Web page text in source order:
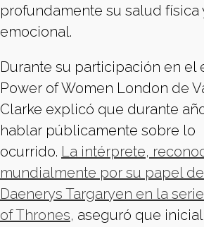
profundamente su salud física
emocional.
Durante su participación en el
Power of Women London de
Clarke explicó que durante
hablar públicamente sobre lo
ocurrido. La intérprete,
mundialmente por su papel de
Daenerys Targaryen en la
of Thrones, aseguró que